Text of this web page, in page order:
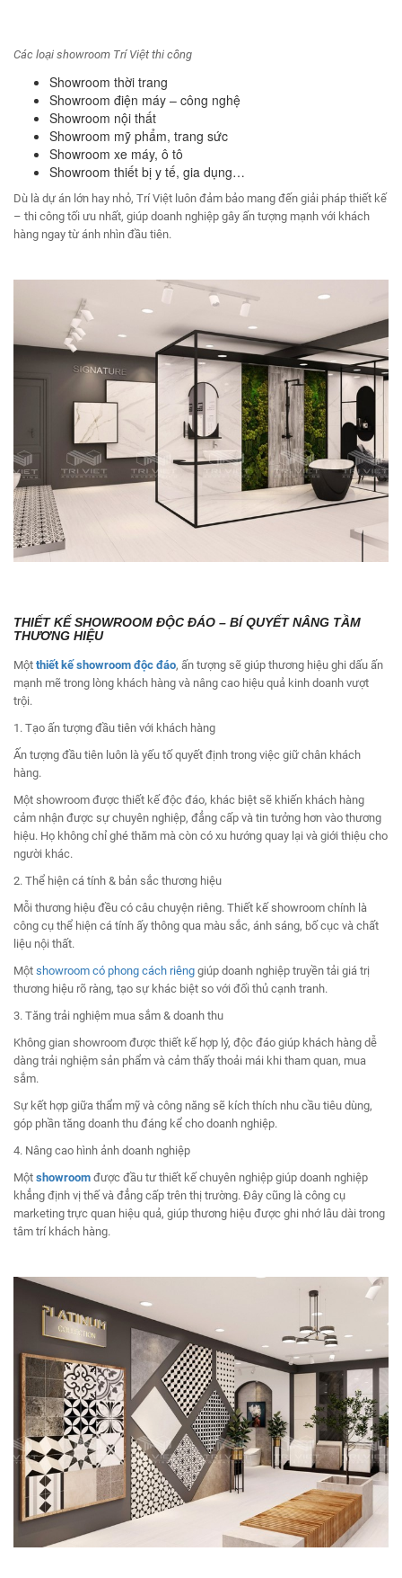
Các loại showroom Trí Việt thi công
Showroom thời trang
Showroom điện máy – công nghệ
Showroom nội thất
Showroom mỹ phẩm, trang sức
Showroom xe máy, ô tô
Showroom thiết bị y tế, gia dụng…
Dù là dự án lớn hay nhỏ, Trí Việt luôn đảm bảo mang đến giải pháp thiết kế
– thi công tối ưu nhất, giúp doanh nghiệp gây ấn tượng mạnh với khách
hàng ngay từ ánh nhìn đầu tiên.
THIẾT KẾ SHOWROOM ĐỘC ĐÁO – BÍ QUYẾT NÂNG TẦM
THƯƠNG HIỆU
Một thiết kế showroom độc đáo, ấn tượng sẽ giúp thương hiệu ghi dấu ấn
mạnh mẽ trong lòng khách hàng và nâng cao hiệu quả kinh doanh vượt
trội.
1. Tạo ấn tượng đầu tiên với khách hàng
Ấn tượng đầu tiên luôn là yếu tố quyết định trong việc giữ chân khách
hàng.
Một showroom được thiết kế độc đáo, khác biệt sẽ khiến khách hàng
cảm nhận được sự chuyên nghiệp, đẳng cấp và tin tưởng hơn vào thương
hiệu. Họ không chỉ ghé thăm mà còn có xu hướng quay lại và giới thiệu cho
người khác.
2. Thể hiện cá tính & bản sắc thương hiệu
Mỗi thương hiệu đều có câu chuyện riêng. Thiết kế showroom chính là
công cụ thể hiện cá tính ấy thông qua màu sắc, ánh sáng, bố cục và chất
liệu nội thất.
Một showroom có phong cách riêng giúp doanh nghiệp truyền tải giá trị
thương hiệu rõ ràng, tạo sự khác biệt so với đối thủ cạnh tranh.
3. Tăng trải nghiệm mua sắm & doanh thu
Không gian showroom được thiết kế hợp lý, độc đáo giúp khách hàng dễ
dàng trải nghiệm sản phẩm và cảm thấy thoải mái khi tham quan, mua
sắm.
Sự kết hợp giữa thẩm mỹ và công năng sẽ kích thích nhu cầu tiêu dùng,
góp phần tăng doanh thu đáng kể cho doanh nghiệp.
4. Nâng cao hình ảnh doanh nghiệp
Một showroom được đầu tư thiết kế chuyên nghiệp giúp doanh nghiệp
khẳng định vị thế và đẳng cấp trên thị trường. Đây cũng là công cụ
marketing trực quan hiệu quả, giúp thương hiệu được ghi nhớ lâu dài trong
tâm trí khách hàng.